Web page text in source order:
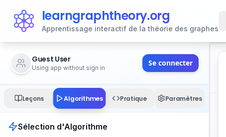
learngraphtheory.org
Apprentissage interactif de la théorie des graphes
Guest User
Using app without sign in
Se connecter
Leçons Algorithmes Pratique Paramètres
Sélection d'Algorithme